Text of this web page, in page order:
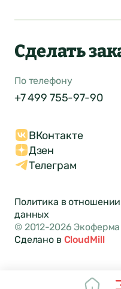
Сделать
По телефону
+7 499 755-97-90
ВКонтакте
Дзен
Телеграм
Политика в
данных
© 2012-2026
Сделано в CloudMill